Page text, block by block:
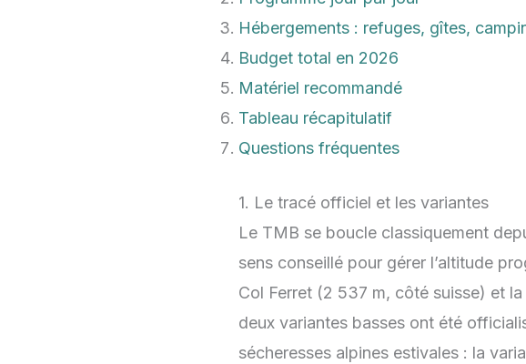
Hébergements : refuges, gîtes,
Budget total en 2026
Matériel recommandé
Tableau récapitulatif
Questions fréquentes
1. Le tracé officiel et les variantes
Le TMB se boucle classiquement
sens conseillé pour gérer l’altitude
Col Ferret (2 537 m, côté suisse) et
deux variantes basses ont été
sécheresses alpines estivales : la